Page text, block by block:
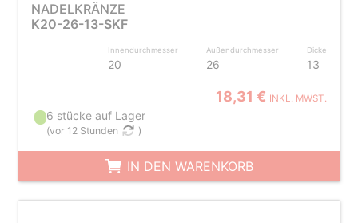
NADELKRÄNZE
K20-26-13-SKF
Innendurchmesser
20
Außendurchmesser
26
Dicke
13
18,31 € INKL. MWST.
6 stücke auf Lager
(vor 12 Stunden )
IN DEN WARENKORB